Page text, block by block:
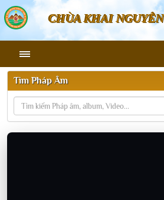
CHÙA KHAI NGUYÊN
Tìm Pháp Âm